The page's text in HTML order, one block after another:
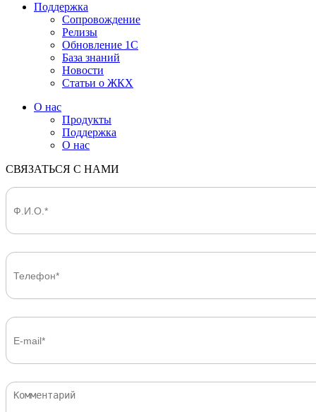
Поддержка
Сопровождение
Релизы
Обновление 1С
База знаний
Новости
Статьи о ЖКХ
О нас
Продукты
Поддержка
О нас
СВЯЗАТЬСЯ С НАМИ